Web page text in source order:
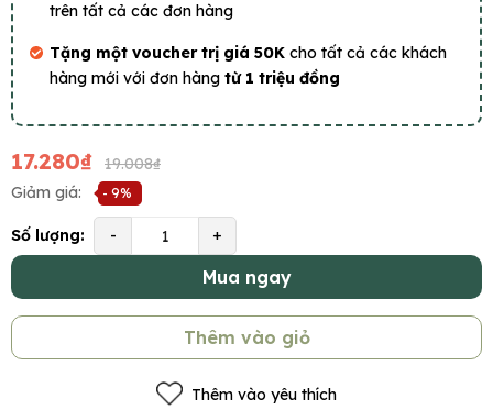
trên tất cả các đơn hàng
Tặng một voucher trị giá 50K cho tất cả các khách
hàng mới với đơn hàng từ 1 triệu đồng
17.280₫
19.008₫
Giảm giá:
- 9%
Số lượng: - +
Mua ngay
Thêm vào giỏ
Thêm vào yêu thích